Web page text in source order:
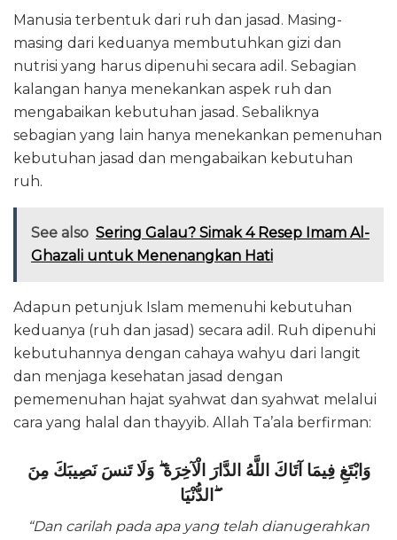
Manusia terbentuk dari ruh dan jasad. Masing-
masing dari keduanya membutuhkan gizi dan
nutrisi yang harus dipenuhi secara adil. Sebagian
kalangan hanya menekankan aspek ruh dan
mengabaikan kebutuhan jasad. Sebaliknya
sebagian yang lain hanya menekankan pemenuhan
kebutuhan jasad dan mengabaikan kebutuhan
ruh.
See also Sering Galau? Simak 4 Resep Imam Al-
Ghazali untuk Menenangkan Hati
Adapun petunjuk Islam memenuhi kebutuhan
keduanya (ruh dan jasad) secara adil. Ruh dipenuhi
kebutuhannya dengan cahaya wahyu dari langit
dan menjaga kesehatan jasad dengan
pememenuhan hajat syahwat dan syahwat melalui
cara yang halal dan thayyib. Allah Ta’ala berfirman:
وَابْتَغِ فِيمَا آتَاكَ اللَّهُ الدَّارَ الْآخِرَةَ ۖ وَلَا تَنسَ نَصِيبَكَ مِنَ
الدُّنْيَا ۖ
“Dan carilah pada apa yang telah dianugerahkan